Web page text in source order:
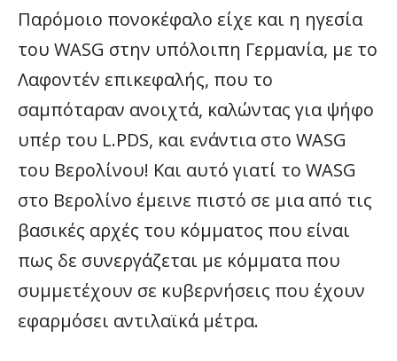
Παρόμοιο πονοκέφαλο είχε και η ηγεσία
του WASG στην υπόλοιπη Γερμανία, με το
Λαφοντέν επικεφαλής, που το
σαμπόταραν ανοιχτά, καλώντας για ψήφο
υπέρ του L.PDS, και ενάντια στο WASG
του Βερολίνου! Και αυτό γιατί το WASG
στο Βερολίνο έμεινε πιστό σε μια από τις
βασικές αρχές του κόμματος που είναι
πως δε συνεργάζεται με κόμματα που
συμμετέχουν σε κυβερνήσεις που έχουν
εφαρμόσει αντιλαϊκά μέτρα.